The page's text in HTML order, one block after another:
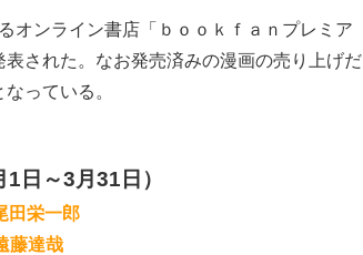
オンライン書店「ｂｏｏｋｆａｎプレミア
された。なお発売済みの漫画の売り上げだ
っている。
日～3月31日）
田栄一郎
藤達哉